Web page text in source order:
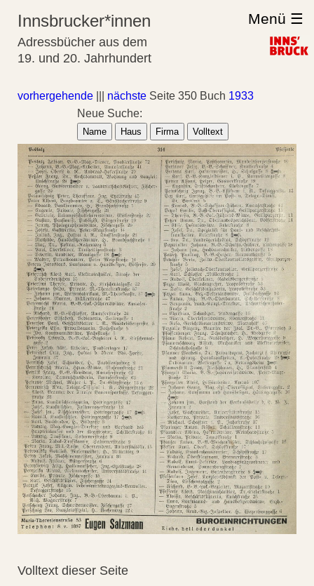
Innsbrucker*innen
Adressbücher aus dem
19. und 20. Jahrhundert
Menü ☰
vorhergehende nächste Seite 350 Buch 1933
Neue Suche:
Name Haus Firma Volltext
Volltext dieser Seite